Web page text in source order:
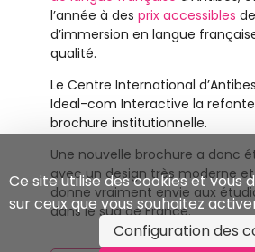
l’année à des prix accessibles
d’immersion en langue
qualité.
Le Centre International
Ideal-com Interactive la
brochure institutionnelle.
Une nouvelle brochure a donc
avec un design très moderne
donne vraiment envie aux
dans le sud de France.
Ce site utilise des cookies et vous
sur ceux que vous souhaitez
Configuration des